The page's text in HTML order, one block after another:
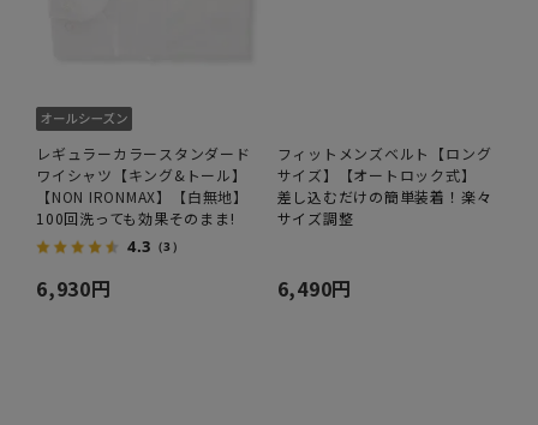
レギュラーカラースタンダード
ワイシャツ【キング&トール】
【NON IRONMAX】【白無地】
100回洗っても効果そのまま!
4.3 （3）
6,930円
フィットメンズベルト【ロング
サイズ】【オートロック式】
差し込むだけの簡単装着！楽々
サイズ調整
6,490円